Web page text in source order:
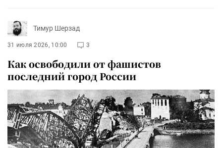
Тимур Шерзад
31 июля 2026, 10:00 3
Как освободили от фашистов
последний город России